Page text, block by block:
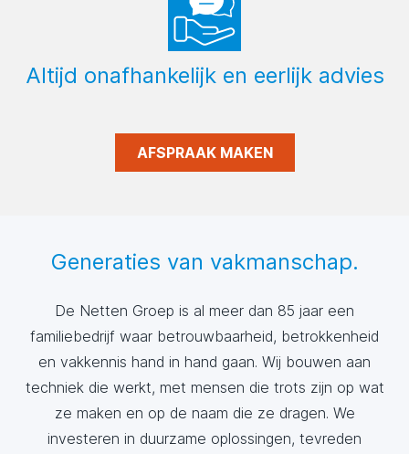
Altijd onafhankelijk en eerlijk advies
AFSPRAAK MAKEN
Generaties van vakmanschap.
De Netten Groep is al meer dan 85 jaar een
familiebedrijf waar betrouwbaarheid, betrokkenheid
en vakkennis hand in hand gaan. Wij bouwen aan
techniek die werkt, met mensen die trots zijn op wat
ze maken en op de naam die ze dragen. We
investeren in duurzame oplossingen, tevreden